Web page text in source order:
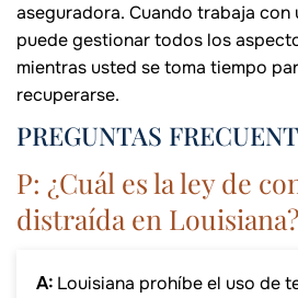
aseguradora. Cuando trabaja con
puede gestionar todos los
mientras usted se toma tiempo
recuperarse.
PREGUNTAS
P: ¿Cuál es la ley de
distraída en Louisiana?
A: Louisiana prohíbe el uso de